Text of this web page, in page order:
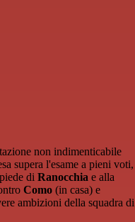
non indimenticabile
supera l'esame a pieni voti,
di Ranocchia e alla
Como (in casa) e
ambizioni della squadra di